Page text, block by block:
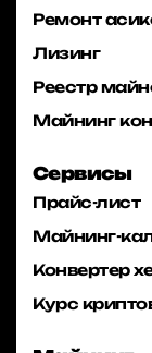
Ремонт
Лизинг
Реестр
Майнинг
Сервисы
Прайс-лист
Майнинг-
Конвертер
Курс